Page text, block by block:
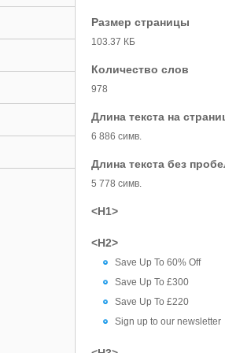
Размер страницы
103.37 КБ
Количество слов
978
Длина текста на
6 886 симв.
Длина текста без
5 778 симв.
<H1>
<H2>
Save Up To 60% Off
Save Up To £300
Save Up To £220
Sign up to our newsletter